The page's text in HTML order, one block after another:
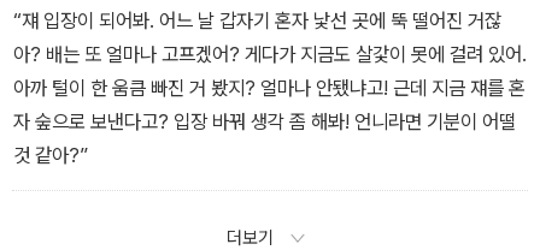
“쟤 입장이 되어봐. 어느 날 갑자기 혼자 낯선 곳에 뚝 떨어진 거잖
아? 배는 또 얼마나 고프겠어? 게다가 지금도 살갗이 못에 걸려 있어.
아까 털이 한 움큼 빠진 거 봤지? 얼마나 안됐냐고! 근데 지금 쟤를 혼
자 숲으로 보낸다고? 입장 바꿔 생각 좀 해봐! 언니라면 기분이 어떨
것 같아?”
더보기